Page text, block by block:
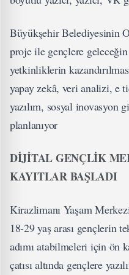
Büyükşehir Belediyesinin
proje ile gençlere
yetkinliklerin
yapay zekâ, veri analizi, e
yazılım, sosyal inovasyon
planlanıyor
DİJİTAL GENÇLİK
KAYITLAR BAŞLADI
Kirazlimanı Yaşam
18-29 yaş arası gençlerin
adımı atabilmeleri için ön
çatısı altında gençlere